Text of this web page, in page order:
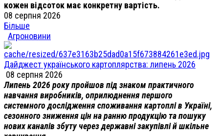
кожен відсоток має конкретну вартість.
08 серпня 2026
Більше
Агроновини
Дайджест українського картоплярства: липень 2026
08 серпня 2026
Липень 2026 року пройшов під знаком практичного
навчання виробників, оприлюднення першого
системного дослідження споживання картоплі в Україні,
сезонного зниження цін на ранню продукцію та пошуку
нових каналів збуту через державні закупівлі й шкільне